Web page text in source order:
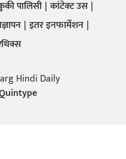
पालिसी कांटेक्ट उस
इतर इनफार्मेशन
Hindi Daily